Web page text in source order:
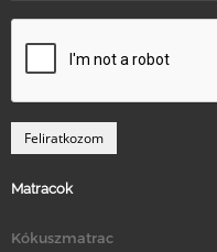
Matracok
Kókuszmatrac